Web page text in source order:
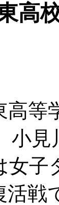
高
高等
小
女子
活戦